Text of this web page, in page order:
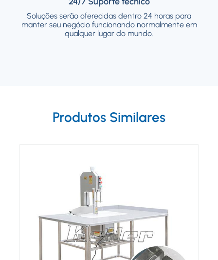
Soluções serão oferecidas dentro 24 horas para
manter seu negócio funcionando normalmente em
qualquer lugar do mundo.
Soluções serão oferecidas dentro 24 horas
para manter seu negócio funcionando
normalmente em qualquer lugar do mundo.
Produtos Similares